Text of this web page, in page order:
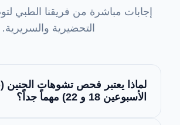
إجابات مباشرة من فريقنا الطبي
التحضيرية والسريرية.
لماذا يعتبر فحص تشوهات الجنين
الأسبوعين 18 و 22) مهماً جداً؟